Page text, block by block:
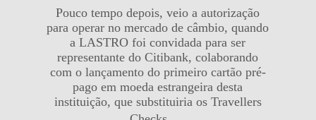
Pouco tempo depois, veio a autorização
para operar no mercado de câmbio, quando
a LASTRO foi convidada para ser
representante do Citibank, colaborando
com o lançamento do primeiro cartão pré-
pago em moeda estrangeira desta
instituição, que substituiria os Travellers